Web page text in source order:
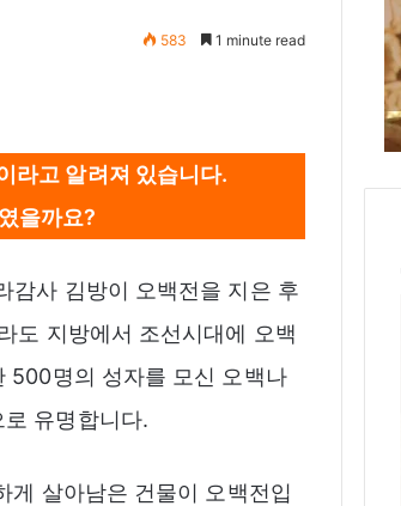
583 1 minute read
라고 알려져 있습니다.
을까요?
감사 김방이 오백전을 지은 후
도 지방에서 조선시대에 오백
500명의 성자를 모신 오백나
유명합니다.
게 살아남은 건물이 오백전입